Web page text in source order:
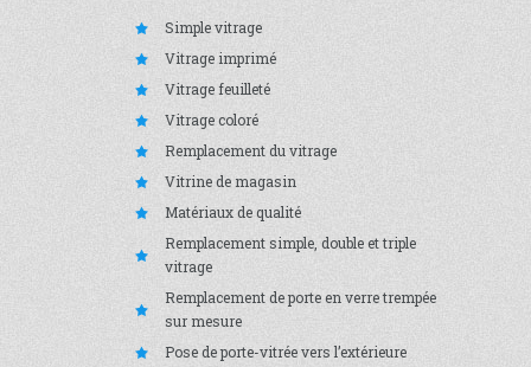
Simple vitrage
Vitrage imprimé
Vitrage feuilleté
Vitrage coloré
Remplacement du vitrage
Vitrine de magasin
Matériaux de qualité
Remplacement simple, double et triple
vitrage
Remplacement de porte en verre trempée
sur mesure
Pose de porte-vitrée vers l’extérieure